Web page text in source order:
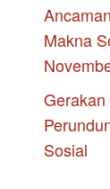
Makna
Sosial